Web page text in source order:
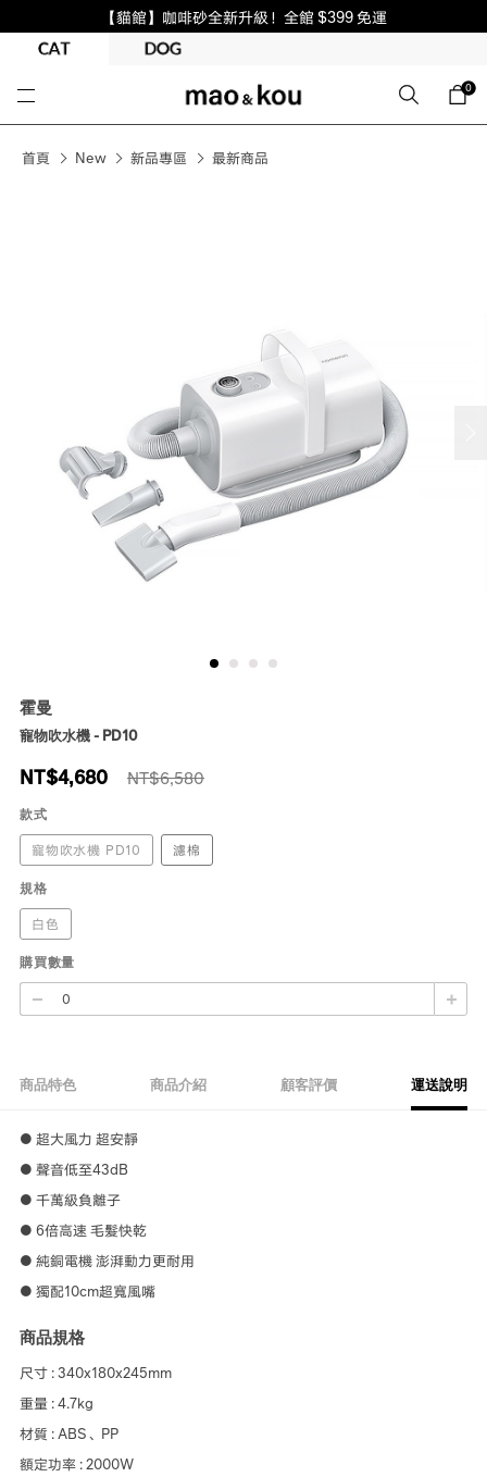
【貓館】咖啡砂全新升級！全館 $399 免運
0
首頁 New 新品專區 最新商品
霍曼
寵物吹水機 - PD10
NT$4,680 NT$6,580
款式
寵物吹水機 PD10
濾棉
規格
白色
購買數量
商品特色 商品介紹 顧客評價 運送說明
● 超大風力 超安靜
● 聲音低至43dB
● 千萬級負離子
● 6倍高速 毛髮快乾
● 純銅電機 澎湃動力更耐用
● 獨配10cm超寬風嘴
商品規格
尺寸 : 340x180x245mm
重量 : 4.7kg
材質 : ABS、PP
額定功率 : 2000W